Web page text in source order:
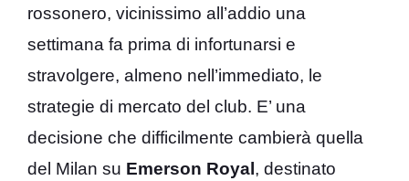
rossonero, vicinissimo all’addio una
settimana fa prima di infortunarsi e
stravolgere, almeno nell’immediato, le
strategie di mercato del club. E’ una
decisione che difficilmente cambierà quella
del Milan su Emerson Royal, destinato